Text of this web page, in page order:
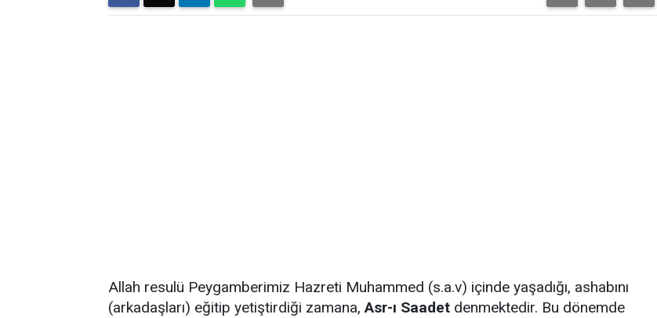
Allah resulü Peygamberimiz Hazreti Muhammed (s.a.v) içinde yaşadığı, ashabını
(arkadaşları) eğitip yetiştirdiği zamana,Asr-ı Saadet denmektedir. Bu dönemde